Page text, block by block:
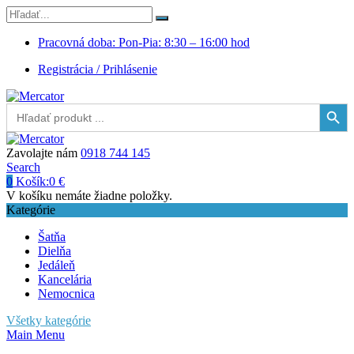
Pracovná doba: Pon-Pia: 8:30 – 16:00 hod
Registrácia / Prihlásenie
Search
for:
Search Button
Zavolajte nám 0918 744 145
Search
0 Košík:0 €
V košíku nemáte žiadne položky.
Kategórie
Šatňa
Dielňa
Jedáleň
Kancelária
Nemocnica
Všetky kategórie
Main Menu